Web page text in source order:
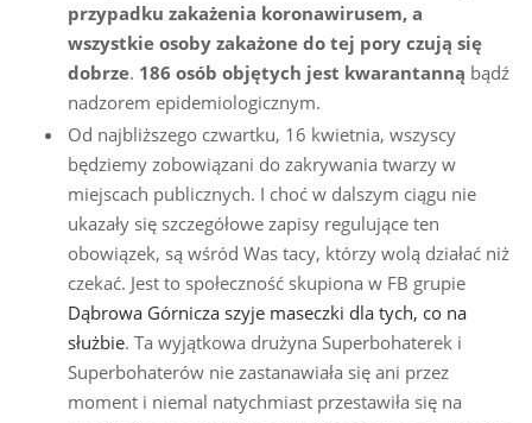
przypadku zakażenia koronawirusem, a
wszystkie osoby zakażone do tej pory czują się
dobrze. 186 osób objętych jest kwarantanną bądź
nadzorem epidemiologicznym.
Od najbliższego czwartku, 16 kwietnia, wszyscy
będziemy zobowiązani do zakrywania twarzy w
miejscach publicznych. I choć w dalszym ciągu nie
ukazały się szczegółowe zapisy regulujące ten
obowiązek, są wśród Was tacy, którzy wolą działać niż
czekać. Jest to społeczność skupiona w FB grupie
Dąbrowa Górnicza szyje maseczki dla tych, co na
służbie. Ta wyjątkowa drużyna Superbohaterek i
Superbohaterów nie zastanawiała się ani przez
moment i niemal natychmiast przestawiła się na